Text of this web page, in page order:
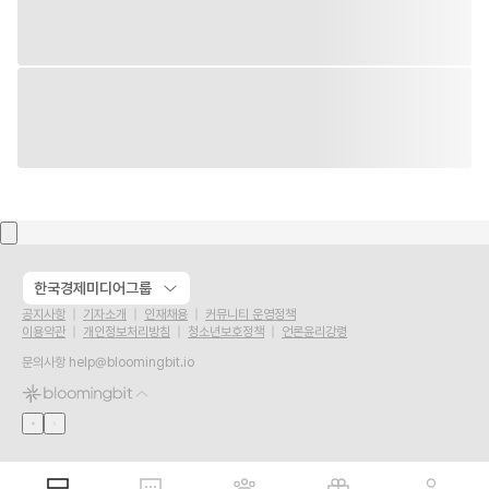
한국경제미디어그룹
공지사항 기자소개 인재채용
커뮤니티 운영정책
이용약관
개인정보처리방침 청소년보호정책
언론윤리강령
문의사항 help@bloomingbit.io